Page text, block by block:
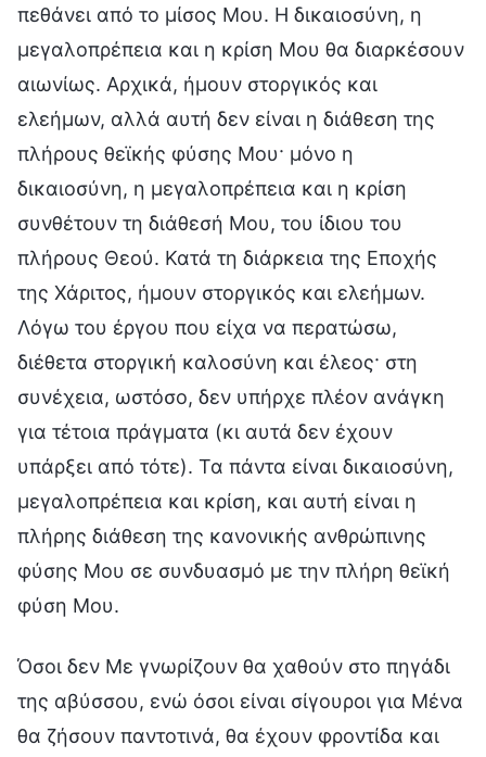
πεθάνει από το μίσος Μου. Η δικαιοσύνη, η
μεγαλοπρέπεια και η κρίση Μου θα διαρκέσουν
αιωνίως. Αρχικά, ήμουν στοργικός και
ελεήμων, αλλά αυτή δεν είναι η διάθεση της
πλήρους θεϊκής φύσης Μου· μόνο η
δικαιοσύνη, η μεγαλοπρέπεια και η κρίση
συνθέτουν τη διάθεσή Μου, του ίδιου του
πλήρους Θεού. Κατά τη διάρκεια της Εποχής
της Χάριτος, ήμουν στοργικός και ελεήμων.
Λόγω του έργου που είχα να περατώσω,
διέθετα στοργική καλοσύνη και έλεος· στη
συνέχεια, ωστόσο, δεν υπήρχε πλέον ανάγκη
για τέτοια πράγματα (κι αυτά δεν έχουν
υπάρξει από τότε). Τα πάντα είναι δικαιοσύνη,
μεγαλοπρέπεια και κρίση, και αυτή είναι η
πλήρης διάθεση της κανονικής ανθρώπινης
φύσης Μου σε συνδυασμό με την πλήρη θεϊκή
φύση Μου.
Όσοι δεν Με γνωρίζουν θα χαθούν στο πηγάδι
της αβύσσου, ενώ όσοι είναι σίγουροι για Μένα
θα ζήσουν παντοτινά, θα έχουν φροντίδα και